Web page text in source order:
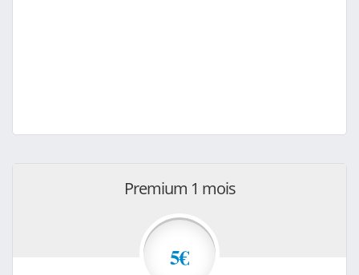
Premium 1 mois
5€